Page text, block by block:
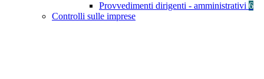
Provvedimenti dirigenti - amministrativi 6
Controlli sulle imprese